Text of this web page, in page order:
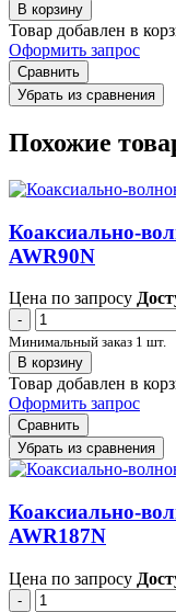
В корзину
Товар добавлен в
Оформить запрос
Сравнить
Убрать из сравнения
Похожие
Коаксиально-
AWR90N
Цена по запросу
-
Минимальный заказ 1 шт.
В корзину
Товар добавлен в
Оформить запрос
Сравнить
Убрать из сравнения
Коаксиально-
AWR187N
Цена по запросу
-